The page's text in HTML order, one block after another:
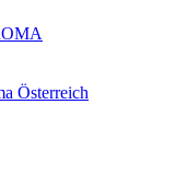
Österreich